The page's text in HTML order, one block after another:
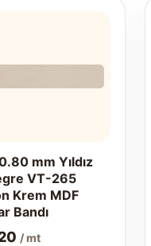
mm Yıldız
VT-265
Krem MDF
Bandı
/ mt